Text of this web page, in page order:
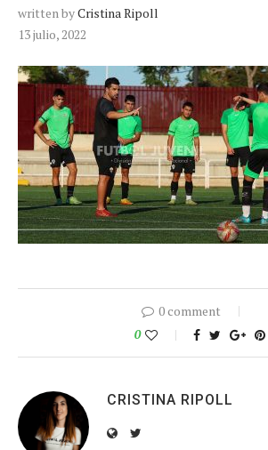
written byCristina Ripoll
13 julio, 2022
0 comment
0
CRISTINA RIPOLL